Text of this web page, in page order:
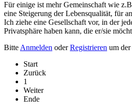
Für einige ist mehr Gemeinschaft wie
eine Steigerung der Lebensqualität, für
Ich ziehe eine Gesellschaft vor, in der
Privatsphäre haben kann, die er/sie
Bitte Anmelden oderRegistrieren um
Start
Zurück
1
Weiter
Ende